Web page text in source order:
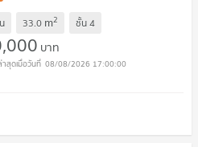
33.0 m2 ชั้น4
บาท
08/08/2026 17:00:00